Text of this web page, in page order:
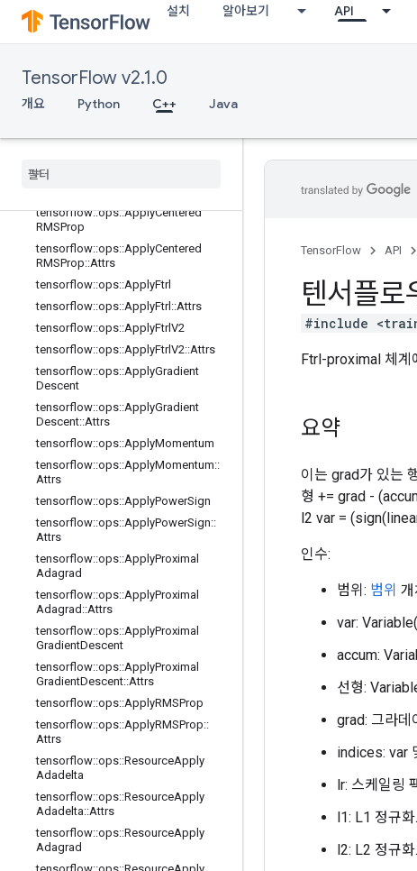
설치 알아보기 API
TensorFlow v2.1.0
개요 Python C++ Java
tensorflow::ops::ApplyAdagrad::Attr
s
tensorflow::ops::ApplyAdagradDA::
tensorflow::ops::ApplyAdam
tensorflow
tensorflow::ops::ApplyCentered
RMSProp
tensorflow::ops::ApplyCentered
RMSProp::Attrs
tensorflow::ops::ApplyFtrl
tensorflow::ops::ApplyFtrl ::Attrs
tensorflow::ops::ApplyFtrlV2
tensorflow::ops::ApplyFtrlV2::Attrs
tensorflow::ops::ApplyGradient
Descent
tensorflow::ops::ApplyGradient
Descent::Attrs
tensorflow::ops::ApplyMomentum
tensorflow::ops::ApplyMomentum::
Attrs
tensorflow::ops::ApplyPowerSign
tensorflow::ops::ApplyPowerSign::
Attrs
tensorflow::ops::ApplyProximal
Adagrad
tensorflow::ops::ApplyProximal
Adagrad ::Attrs
tensorflow::ops::ApplyProximal
GradientDescent
tensorflow::ops::ApplyProximal
GradientDescent::Attrs
tensorflow::ops::ApplyRMSProp
tensorflow::ops::ApplyRMSProp::
Attrs
tensorflow::ops::ResourceApply
Adadelta
tensorflow::ops::ResourceApply
Adadelta::Attrs
tensorflow::ops::ResourceApply
Adagrad
TensorFlow API
텐서플로
#include
Ftrl-proximal 체계
요약
이는 grad가 있는
형 += grad -
l2 var =
인수:
범위: 범위 개
var:
accum:
선형:
grad: 그라데
indices: var
lr: 스케일링
l1: L1 정규
l2: L2 정규